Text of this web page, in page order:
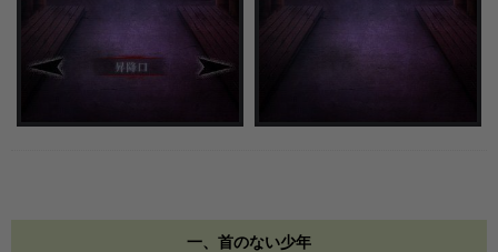
一、首のない少年